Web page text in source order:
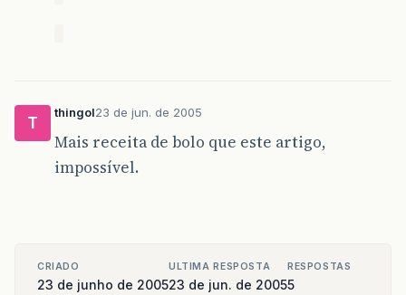
T
thingol23 de jun. de 2005
Mais receita de bolo que este artigo,
impossível.
CRIADO
23 de junho de 2005
ULTIMA RESPOSTA
23 de jun. de 2005
RESPOSTAS
5